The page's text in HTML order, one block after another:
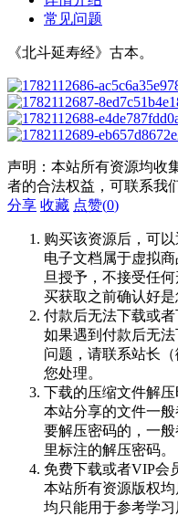
常见问题
《北斗延寿经》古本。
声明：本站所有资源均收
者的合法权益，可联系我
分享 收藏 点赞(0)
购买该资源后，可以
电子文档属于虚拟
旦授予，不接受任
买获取之前确认好是
付款后无法下载或
如果遇到付款后无
问题，请联系站长
您处理。
下载的压缩文件解
本站分享的文件一
要解压密码的，一
里标注的解压密码。
免费下载或者VIP会
本站所有资源版权
均只能用于参考学习